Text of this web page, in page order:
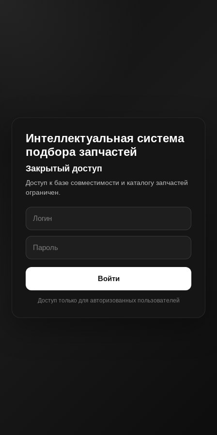
Интеллектуальная система
подбора запчастей
Закрытый доступ
Доступ к базе совместимости и каталогу запчастей
ограничен.
Войти
Доступ только для авторизованных пользователей